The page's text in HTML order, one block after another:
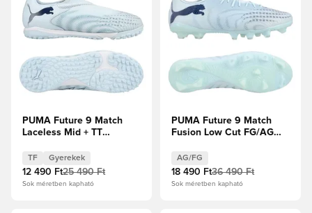
PUMA Future 9 Match
Laceless Mid + TT
ékszer Gyerek
TF Gyerekek
12 490 Ft25 490 Ft
Sok méretben kapható
PUMA Future 9 Match
Fusion Low Cut FG/AG
ékszer
AG/FG
18 490 Ft36 490 Ft
Sok méretben kapható